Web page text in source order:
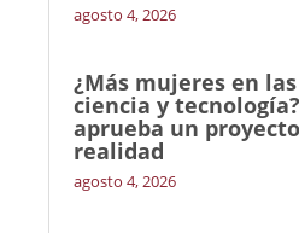
agosto 4, 2026
¿Más mujeres en
ciencia y
aprueba un
realidad
agosto 4, 2026